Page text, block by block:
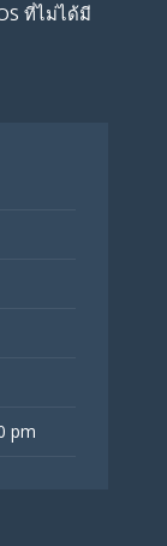
ที่ไม่ได้มี
pm